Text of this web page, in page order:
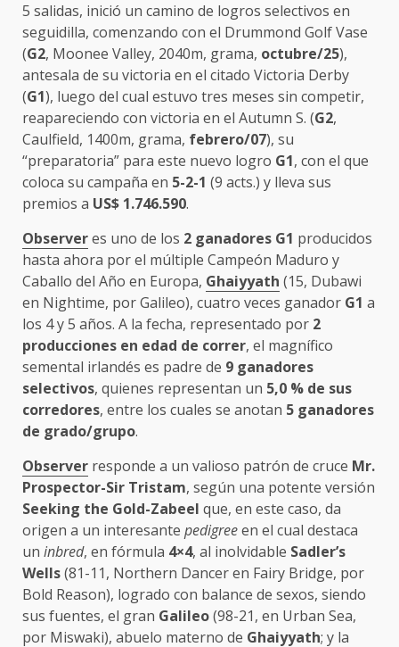
5 salidas, inició un camino de logros selectivos en
seguidilla, comenzando con el Drummond Golf Vase
(G2, Moonee Valley, 2040m, grama, octubre/25),
antesala de su victoria en el citado Victoria Derby
(G1), luego del cual estuvo tres meses sin competir,
reapareciendo con victoria en el Autumn S. (G2,
Caulfield, 1400m, grama, febrero/07), su
“preparatoria” para este nuevo logro G1, con el que
coloca su campaña en 5-2-1 (9 acts.) y lleva sus
premios a US$ 1.746.590.
Observeres uno de los 2 ganadores G1 producidos
hasta ahora por el múltiple Campeón Maduro y
Caballo del Año en Europa, Ghaiyyath (15, Dubawi
en Nightime, por Galileo), cuatro veces ganador G1 a
los 4 y 5 años. A la fecha, representado por 2
producciones en edad de correr, el magnífico
semental irlandés es padre de 9 ganadores
selectivos, quienes representan un 5,0 % de sus
corredores, entre los cuales se anotan 5 ganadores
de grado/grupo.
Observer responde a un valioso patrón de cruce Mr.
Prospector-Sir Tristam, según una potente versión
Seeking the Gold-Zabeel que, en este caso, da
origen a un interesante pedigreeen el cual destaca
un inbred, en fórmula 4×4, al inolvidable Sadler’s
Wells(81-11, Northern Dancer en Fairy Bridge, por
Bold Reason), logrado con balance de sexos, siendo
sus fuentes, el gran Galileo(98-21, en Urban Sea,
por Miswaki), abuelo materno de Ghaiyyath; y la